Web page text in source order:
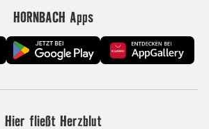
HORNBACH Apps
Hier fließt Herzblut